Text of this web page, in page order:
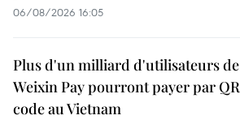
06/08/2026 16:05
Plus d'un milliard d'utilisateurs de
Weixin Pay pourront payer par QR
code au Vietnam